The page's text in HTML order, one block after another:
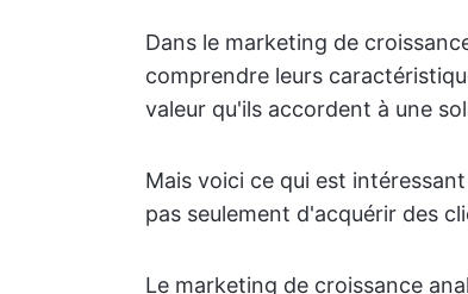
Dans le marketing de
comprendre leurs
valeur qu'ils accordent à une
Mais voici ce qui est
pas seulement d'acquérir des
Le marketing de croissance